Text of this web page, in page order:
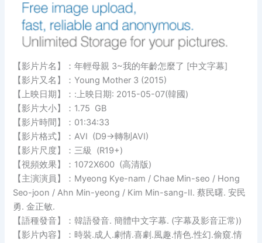
【影片片名】：年輕母親 3~我的年齡怎麼了 [中文字幕]
【影片又名】：Young Mother 3 (2015)
【上映日期】：:上映日期: 2015-05-07(韓國)
【影片大小】：1.75 GB
【影片時間】：01:34:33
【影片格式】：AVI (D9→轉制AVI)
【影片尺度】：三級 (R19+)
【視頻效果】：1072X600 (高清版)
【主演演員】：Myeong Kye-nam / Chae Min-seo / Hong
Seo-joon / Ahn Min-yeong / Kim Min-sang-II. 蔡民曙. 安民
勇. 金正敏.
【語種發音】：韓語發音. 簡體中文字幕. (字幕及影音正常))
【影片內容】：時裝.成人.劇情.喜劇.風趣.情色.性幻.偷窺.情